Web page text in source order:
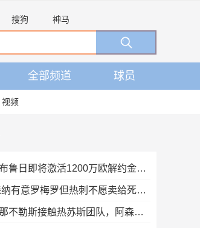
搜狗 神马
全部频道 球员
视频
罗马诺：布鲁日即将激活1200万欧解约金，签下马略卡前锋比尔希利
TA：阿森纳有意罗梅罗但热刺不愿卖给死敌，马竞国米是最可能下家
罗马诺：那不勒斯接触热苏斯团队，阿森纳只接受永久转会